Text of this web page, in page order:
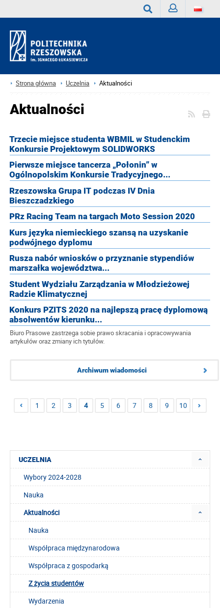
Strona główna Uczelnia Aktualności
Aktualności
Trzecie miejsce studenta WBMIL w Studenckim
Konkursie Projektowym SOLIDWORKS
Pierwsze miejsce tancerza „Połonin” w
Ogólnopolskim Konkursie Tradycyjnego...
Rzeszowska Grupa IT podczas IV Dnia
Bieszczadzkiego
PRz Racing Team na targach Moto Session 2020
Kurs języka niemieckiego szansą na uzyskanie
podwójnego dyplomu
Rusza nabór wniosków o przyznanie stypendiów
marszałka województwa...
Student Wydziału Zarządzania w Młodzieżowej
Radzie Klimatycznej
Konkurs PZITS 2020 na najlepszą pracę dyplomową
absolwentów kierunku...
Biuro Prasowe zastrzega sobie prawo skracania i opracowywania
artykułów oraz zmiany ich tytułów.
Archiwum wiadomości
1 2 3 4 5 6 7 8 9 10
UCZELNIA
Wybory 2024-2028
Nauka
Aktualności
Nauka
Współpraca międzynarodowa
Współpraca z gospodarką
Z życia studentów
Wydarzenia